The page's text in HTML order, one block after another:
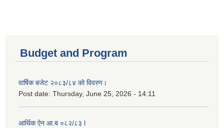
Budget and Program
वार्षिक बजेट २०८३/८४ को विवरण।
Post date: Thursday, June 25, 2026 - 14:11
आर्थिक ऐन आ.ब ०८२/८३ l